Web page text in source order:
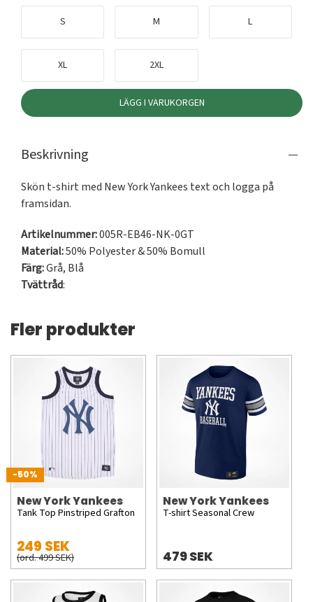
S M L
XL 2XL
LÄGG I VARUKORGEN
Beskrivning
Skön t-shirt med New York Yankees text och logga på
framsidan.
Artikelnummer:005R-EB46-NK-0GT
Material:50% Polyester & 50% Bomull
Färg:Grå, Blå
Tvättråd:
Fler produkter
-50%
New York Yankees
Tank Top Pinstriped Grafton
249 SEK
(ord. 499 SEK)
New York Yankees
T-shirt Seasonal Crew
479 SEK